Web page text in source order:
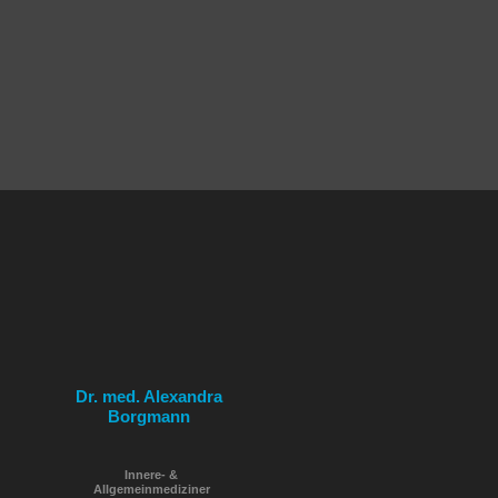
Dr. med. Alexandra
Borgmann
Innere- &
Allgemeinmediziner